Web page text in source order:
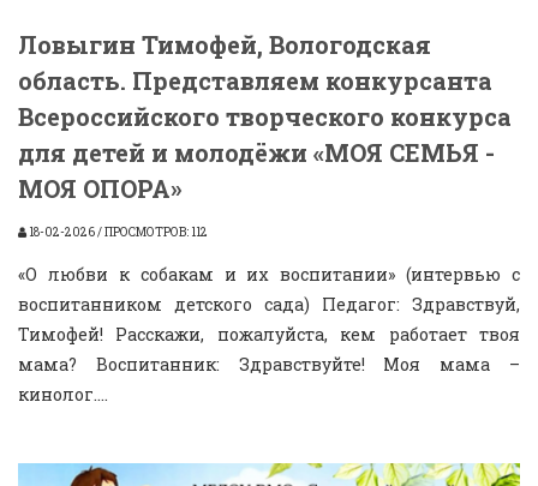
Ловыгин Тимофей, Вологодская
область. Представляем конкурсанта
Всероссийского творческого конкурса
для детей и молодёжи «МОЯ СЕМЬЯ -
МОЯ ОПОРА»
18-02-2026 / ПРОСМОТРОВ: 112
«О любви к собакам и их воспитании» (интервью с
воспитанником детского сада) Педагог: Здравствуй,
Тимофей! Расскажи, пожалуйста, кем работает твоя
мама? Воспитанник: Здравствуйте! Моя мама –
кинолог....